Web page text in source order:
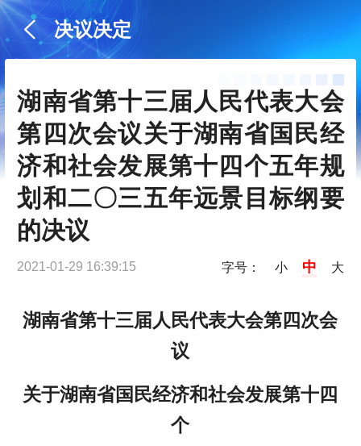
决议决定
湖南省第十三届人民代表大会
第四次会议关于湖南省国民经
济和社会发展第十四个五年规
划和二〇三五年远景目标纲要
的决议
2021-01-29 16:39:15 字号： 小 中 大
湖南省第十三届人民代表大会第四次会
议
关于湖南省国民经济和社会发展第十四
个